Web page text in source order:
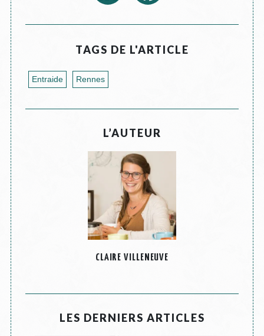
TAGS DE L'ARTICLE
Entraide Rennes
L’AUTEUR
CLAIRE VILLENEUVE
LES DERNIERS ARTICLES